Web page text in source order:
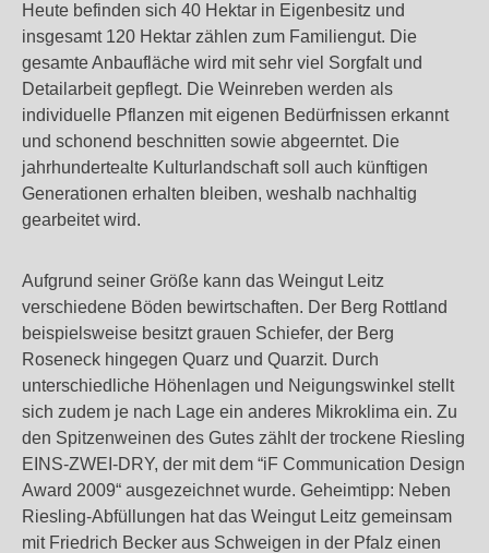
Heute befinden sich 40 Hektar in Eigenbesitz und
insgesamt 120 Hektar zählen zum Familiengut. Die
gesamte Anbaufläche wird mit sehr viel Sorgfalt und
Detailarbeit gepflegt. Die Weinreben werden als
individuelle Pflanzen mit eigenen Bedürfnissen erkannt
und schonend beschnitten sowie abgeerntet. Die
jahrhundertealte Kulturlandschaft soll auch künftigen
Generationen erhalten bleiben, weshalb nachhaltig
gearbeitet wird.
Aufgrund seiner Größe kann das Weingut Leitz
verschiedene Böden bewirtschaften. Der Berg Rottland
beispielsweise besitzt grauen Schiefer, der Berg
Roseneck hingegen Quarz und Quarzit. Durch
unterschiedliche Höhenlagen und Neigungswinkel stellt
sich zudem je nach Lage ein anderes Mikroklima ein. Zu
den Spitzenweinen des Gutes zählt der trockene Riesling
EINS-ZWEI-DRY, der mit dem “iF Communication Design
Award 2009“ ausgezeichnet wurde. Geheimtipp: Neben
Riesling-Abfüllungen hat das Weingut Leitz gemeinsam
mit Friedrich Becker aus Schweigen in der Pfalz einen